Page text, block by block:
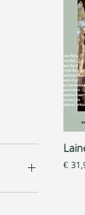
Prijs
€